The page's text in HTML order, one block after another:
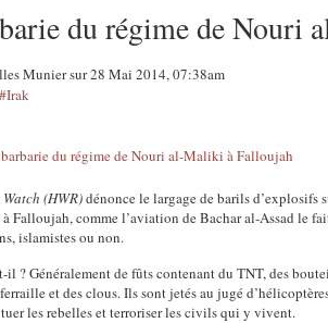
du régime de Nouri
Munier sur 28 Mai 2014, 07:38am
#Irak
(HWR)dénonce le largage de barils d’explosifs
Falloujah, comme l’aviation de Bachar al-Assad le
islamistes ou non.
il ? Généralement de fûts contenant du TNT, des
et des clous. Ils sont jetés au jugé
les rebelles et terroriser les civils qui y vivent.